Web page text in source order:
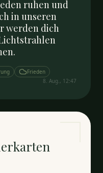
ruhen und
in unseren
werden dich
Frieden
8. Aug., 12:47